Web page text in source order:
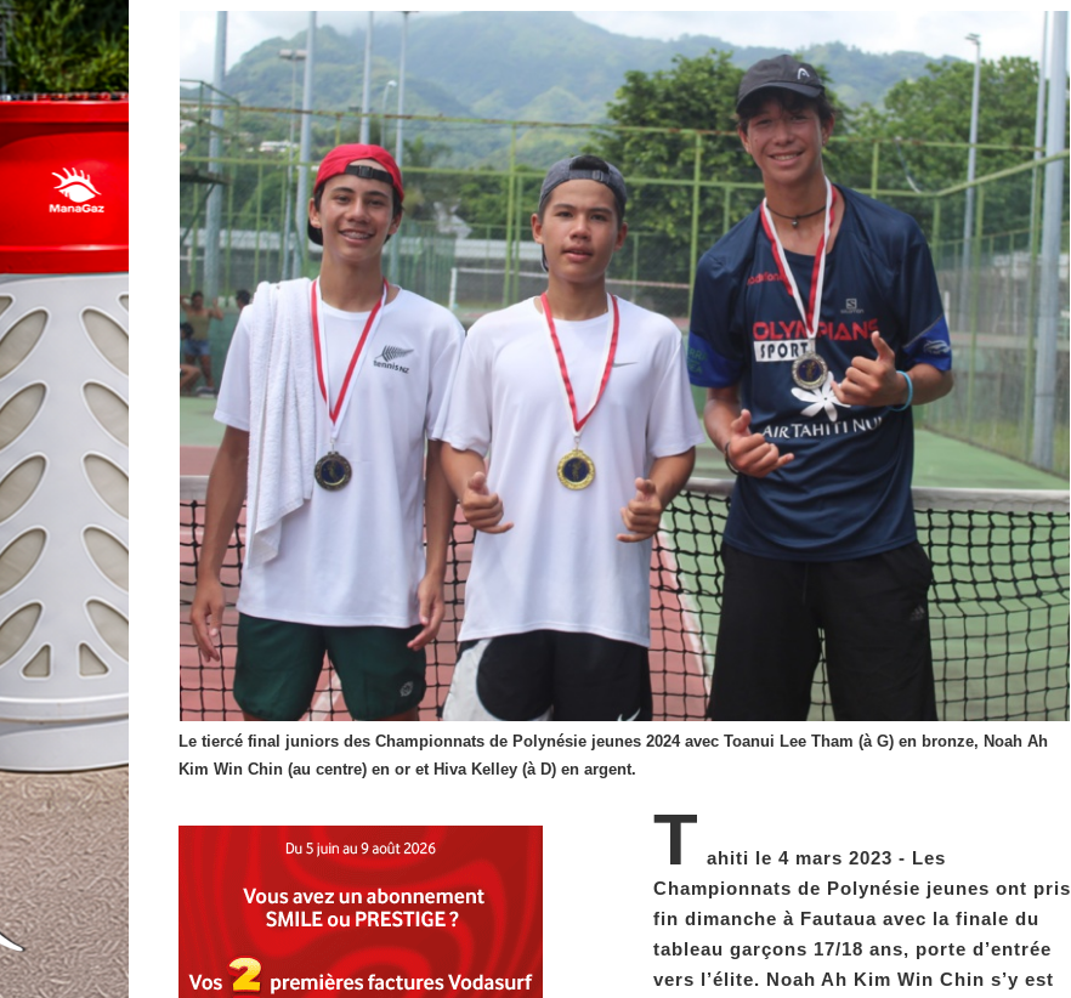
Le tiercé final juniors des Championnats de Polynésie jeunes 2024 avec Toanui Lee Tham (à G) en bronze, Noah Ah
Kim Win Chin (au centre) en or et Hiva Kelley (à D) en argent.
T ahiti le 4 mars 2023 - Les
Championnats de Polynésie jeunes ont pris
fin dimanche à Fautaua avec la finale du
tableau garçons 17/18 ans, porte d’entrée
vers l’élite. Noah Ah Kim Win Chin s’y est